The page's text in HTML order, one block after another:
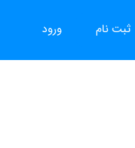
ورود ثبت نام